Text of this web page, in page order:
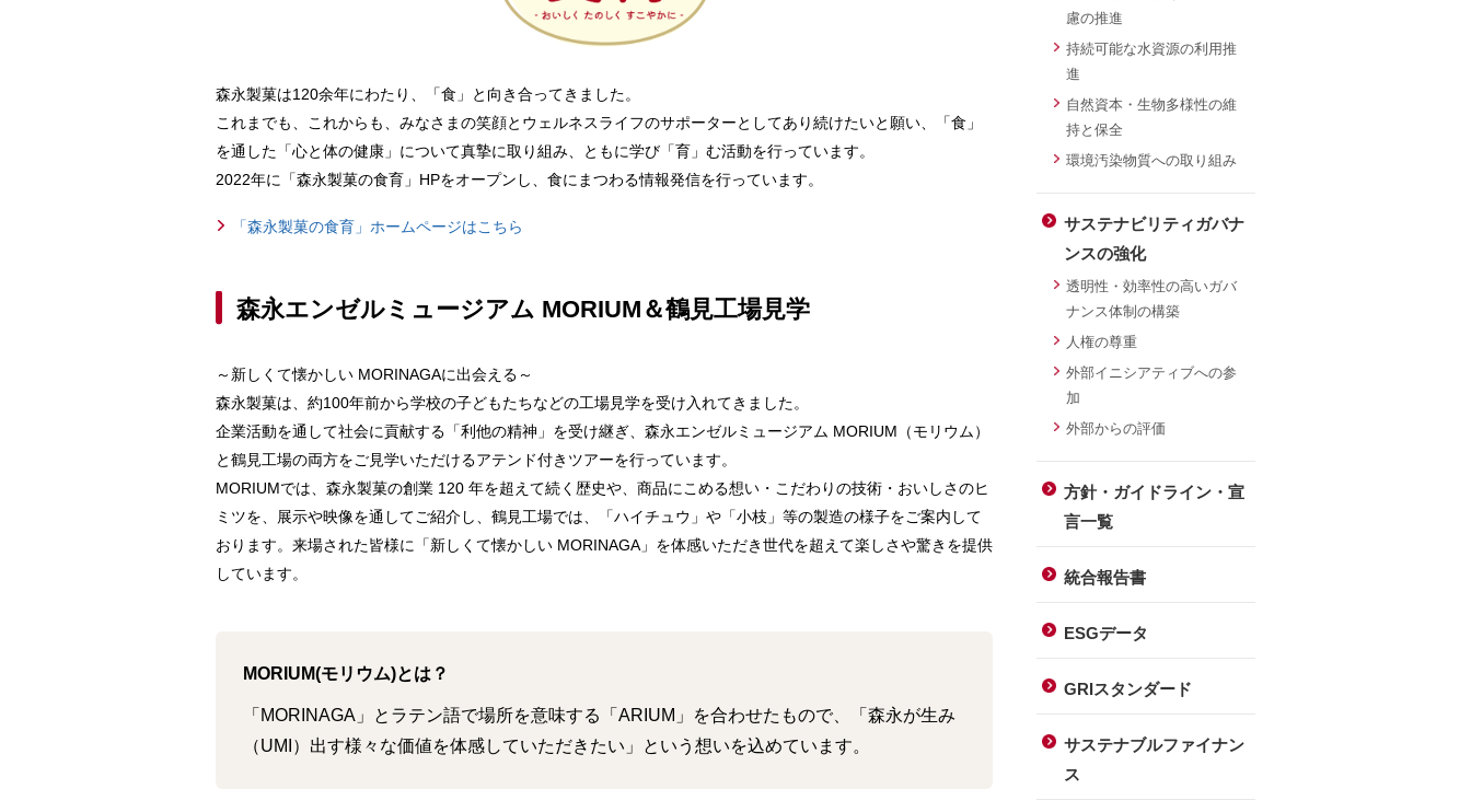
森永製菓は120余年にわたり、「食」と向き合ってきました。
これまでも、これからも、みなさまの笑顔とウェルネスライフのサポーターとしてあり続けたいと願い、「食」
を通した「心と体の健康」について真摯に取り組み、ともに学び「育」む活動を行っています。
2022年に「森永製菓の食育」HPをオープンし、食にまつわる情報発信を行っています。
「森永製菓の食育」ホームページはこちら
森永エンゼルミュージアム MORIUM＆鶴見工場見学
～新しくて懐かしい MORINAGAに出会える～
森永製菓は、約100年前から学校の子どもたちなどの工場見学を受け入れてきました。
企業活動を通して社会に貢献する「利他の精神」を受け継ぎ、森永エンゼルミュージアム MORIUM（モリウム）
と鶴見工場の両方をご見学いただけるアテンド付きツアーを行っています。
MORIUMでは、森永製菓の創業 120 年を超えて続く歴史や、商品にこめる想い・こだわりの技術・おいしさのヒ
ミツを、展示や映像を通してご紹介し、鶴見工場では、「ハイチュウ」や「小枝」等の製造の様子をご案内して
おります。来場された皆様に「新しくて懐かしい MORINAGA」を体感いただき世代を超えて楽しさや驚きを提供
しています。
MORIUM(モリウム)とは？
「MORINAGA」とラテン語で場所を意味する「ARIUM」を合わせたもので、「森永が生み
（UMI）出す様々な価値を体感していただきたい」という想いを込めています。
慮の推進
持続可能な水資源の利用推
進
自然資本・生物多様性の維
持と保全
環境汚染物質への取り組み
サステナビリティガバナ
ンスの強化
透明性・効率性の高いガバ
ナンス体制の構築
人権の尊重
外部イニシアティブへの参
加
外部からの評価
方針・ガイドライン・宣
言一覧
統合報告書
ESGデータ
GRIスタンダード
サステナブルファイナン
ス